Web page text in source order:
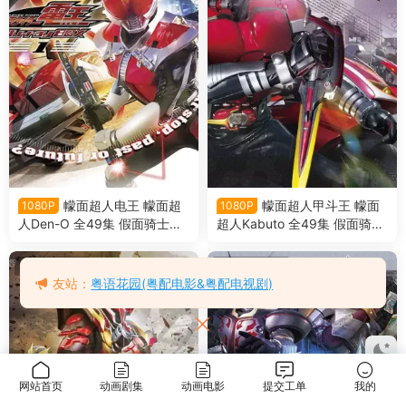
1080P
幪面超人电王 幪面超
人Den-O 全49集 假面骑士电
1080P
幪面超人甲斗王 幪面
超人Kabuto 全49集 假面骑士
版
粤语动画剧集
网站首页 动画剧集 动画电影 提交工单 我的
友站：粤语花园(粤配电影&粤配电视剧)